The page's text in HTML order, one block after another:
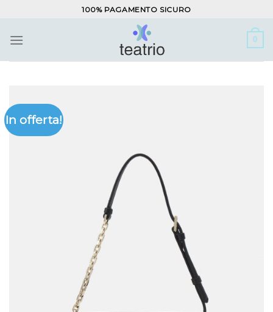
contenuti
100% PAGAMENTO SICURO
0
In offerta!